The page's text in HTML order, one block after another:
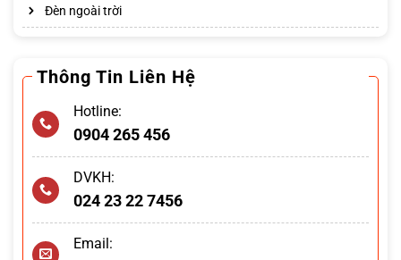
Đèn ngoài trời
Thông Tin Liên Hệ
Hotline:
0904 265 456
DVKH:
024 23 22 7456
Email: